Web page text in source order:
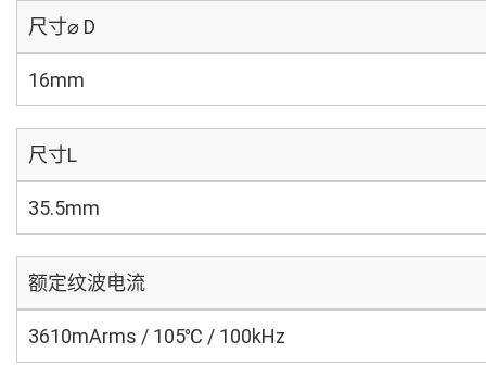
尺寸⌀ D
16mm
尺寸L
35.5mm
额定纹波电流
3610mArms / 105℃ / 100kHz